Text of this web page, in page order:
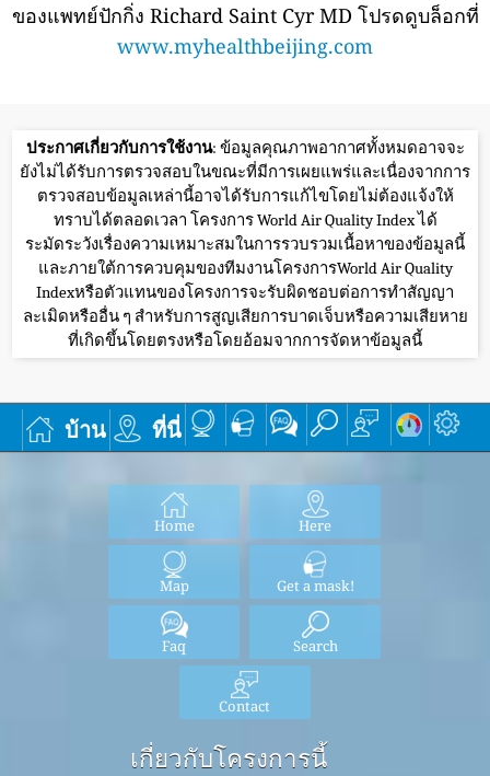
ของแพทย์ปักกิ่ง Richard Saint Cyr MD โปรดดูบล็อกที่
www.myhealthbeijing.com
ประกาศเกี่ยวกับการใช้งาน: ข้อมูลคุณภาพอากาศทั้งหมดอาจจะ
ยังไม่ได้รับการตรวจสอบในขณะที่มีการเผยแพร่และเนื่องจากการ
ตรวจสอบข้อมูลเหล่านี้อาจได้รับการแก้ไขโดยไม่ต้องแจ้งให้
ทราบได้ตลอดเวลา โครงการ World Air Quality Index ได้
ระมัดระวังเรื่องความเหมาะสมในการรวบรวมเนื้อหาของข้อมูลนี้
และภายใต้การควบคุมของทีมงานโครงการWorld Air Quality
Indexหรือตัวแทนของโครงการจะรับผิดชอบต่อการทำสัญญา
ละเมิดหรืออื่น ๆ สำหรับการสูญเสียการบาดเจ็บหรือความเสียหาย
ที่เกิดขึ้นโดยตรงหรือโดยอ้อมจากการจัดหาข้อมูลนี้
บ้าน ที่นี่
Home Here
Map Get a mask!
Faq Search
Contact
เกี่ยวกับโครงการนี้